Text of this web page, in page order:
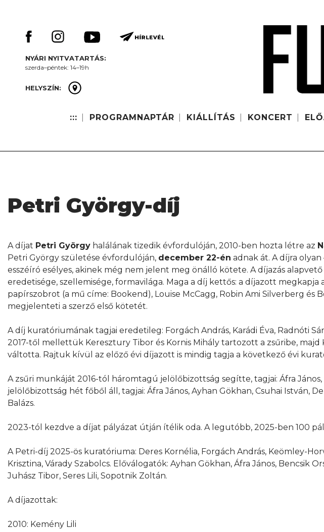
NYÁRI NYITVATARTÁS:
szerda–péntek: 14–19h
HELYSZÍN:
::: PROGRAMNAPTÁR KIÁLLÍTÁS KONCERT
Petri György-díj
A díjat Petri György halálának tizedik évfordulóján, 2010-ben hozta létre az
Petri György születése évfordulóján, december 22-én adnak át. A díjra
esszéíró esélyes, akinek még nem jelent meg önálló kötete. A díjazás
eredetisége, szellemisége, formavilága. Maga a díj kettős: a díjazott
papírszobrot (a mű címe: Bookend), Louise McCagg, Robin Ami Silverberg és
megjelenteti a szerző első kötetét.
A díj kuratóriumának tagjai eredetileg: Forgách András, Karádi Éva, Radnóti
2017-től mellettük Keresztury Tibor és Kornis Mihály tartozott a zsűribe,
váltotta. Rajtuk kívül az előző évi díjazott is mindig tagja a következő évi
A zsűri munkáját 2016-tól háromtagú jelölőbizottság segítte, tagjai: Áfra
jelölőbizottság hét főből áll, tagjai: Áfra János, Ayhan Gökhan, Csuhai István,
Balázs.
2023-tól kezdve a díjat pályázat útján ítélik oda. A legutóbb, 2025-ben 100
A Petri-díj 2025-ös kuratóriuma: Deres Kornélia, Forgách András, Keömley-
Krisztina, Várady Szabolcs. Előválogatók: Ayhan Gökhan, Áfra János, Bencsik
Juhász Tibor, Seres Lili, Sopotnik Zoltán.
A díjazottak:
2010: Kemény Lili